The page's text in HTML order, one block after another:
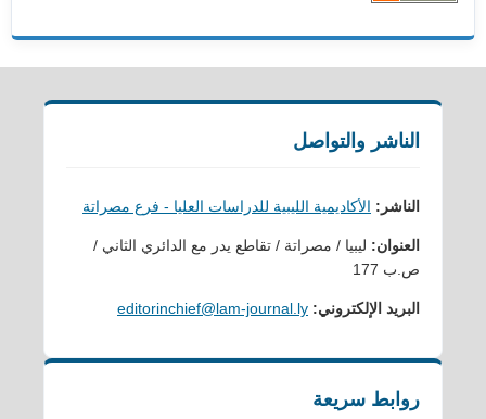
الناشر والتواصل
الناشر: الأكاديمية الليبية للدراسات العليا - فرع مصراتة
العنوان: ليبيا / مصراتة / تقاطع يدر مع الدائري الثاني /
ص.ب 177
البريد الإلكتروني: editorinchief@lam-journal.ly
روابط سريعة